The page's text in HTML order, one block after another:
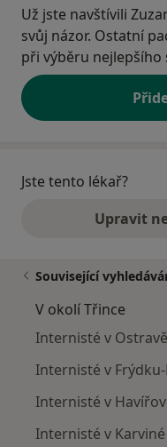
Už jste navštívili
svůj názor. Ostatní
při výběru nejlepšího
Jste tento lékař?
Upravit
Související
V okolí Třince
Internisté v Ostravě
Internisté v
Internisté v
Internisté v Karviné